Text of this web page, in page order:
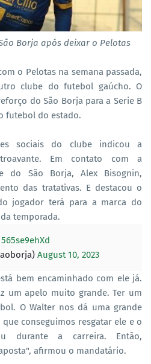
Borja após deixar o Pelotas
o Pelotas na semana passada,
clube do futebol gaúcho. O
do São Borja para a Serie B
futebol do estado.
sociais do clube indicou a
Em contato com a
do São Borja, Alex Bisognin,
das tratativas. E destacou o
jogador terá para a marca do
temporada.
August 10, 2023
bem encaminhado com ele já.
um apelo muito grande. Ter um
O Walter nos dá uma grande
conseguimos resgatar ele e o
durante a carreira. Então,
afirmou o mandatário.